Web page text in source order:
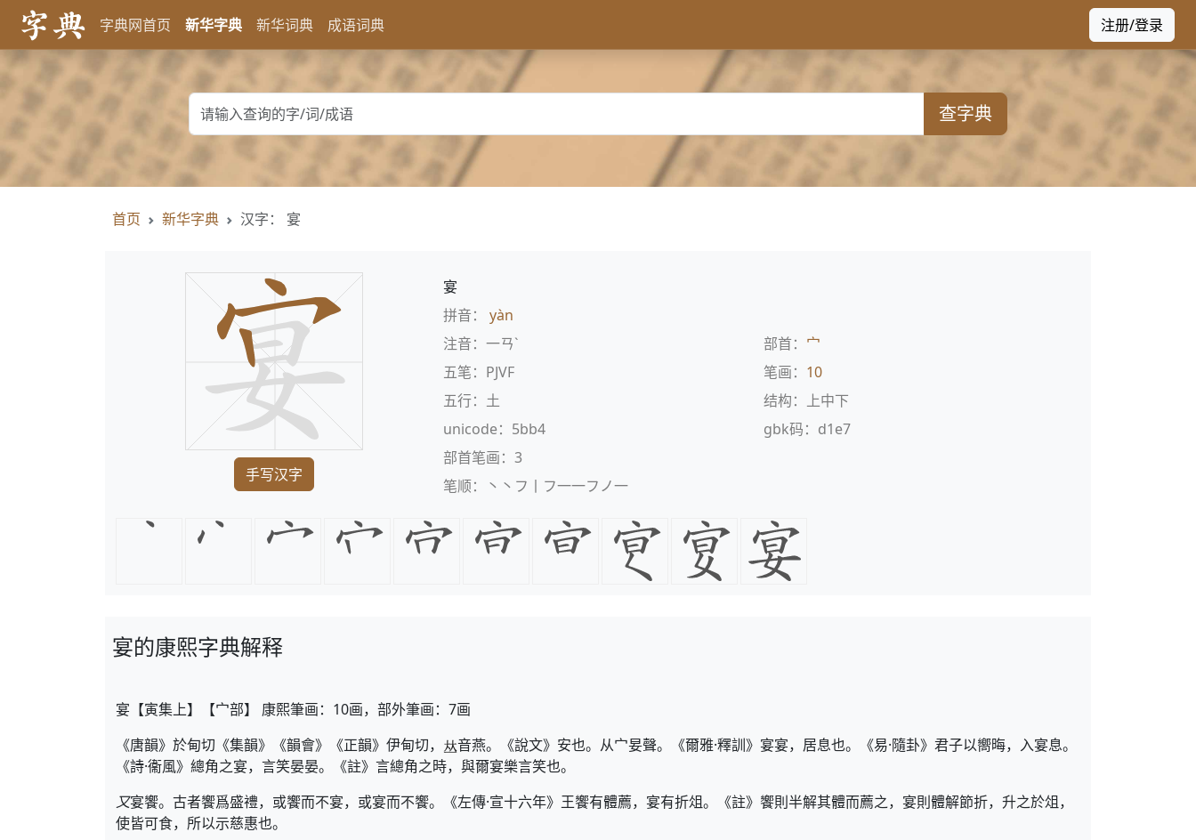
字典网首页 新华字典 新华词典 成语词典 注册/登录
查字典
首页 新华字典 汉字： 宴
手写汉字
宴
拼音： yàn
注音：一ㄢˋ
部首： 宀
五笔：PJVF
笔画： 10
五行：土
结构：上中下
unicode：5bb4
gbk码：d1e7
部首笔画：3
笔顺：丶丶フ丨フ一一フノ一
宴的康熙字典解释
宴【寅集上】【宀部】 康熙筆画：10画，部外筆画：7画
《唐韻》於甸切《集韻》《韻會》《正韻》伊甸切，
音燕。《說文》安也。从宀妟聲。《爾雅·釋訓》宴宴，居息也。《易·隨卦》君子以嚮晦，入宴息。
《詩·衞風》總角之宴，言笑晏晏。《註》言總角之時，與爾宴樂言笑也。
又宴饗。古者饗爲盛禮，或饗而不宴，或宴而不饗。《左傳·宣十六年》王饗有體薦，宴有折俎。《註》饗則半解其體而薦之，宴則體解節折，升之於俎，
使皆可食，所以示慈惠也。